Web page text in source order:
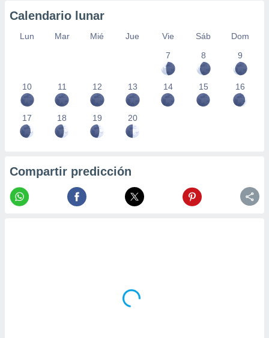
Calendario lunar
Lun Mar Mié Jue Vie Sáb
Dom
7
8 9
10 11 12 13 14 15 16
17 18 19 20
Compartir predicción